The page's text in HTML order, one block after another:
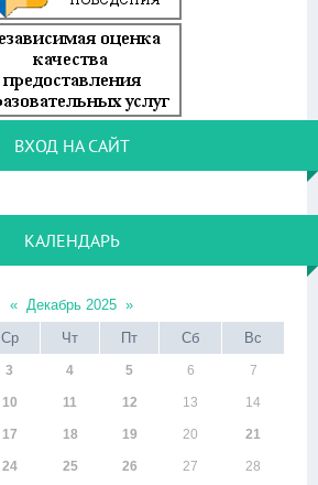
ВХОД НА САЙТ
КАЛЕНДАРЬ
« Декабрь 2025 »
Ср Чт Пт Сб Вс
3 4 5 6 7
10 11 12 13 14
17 18 19 20 21
24 25 26 27 28